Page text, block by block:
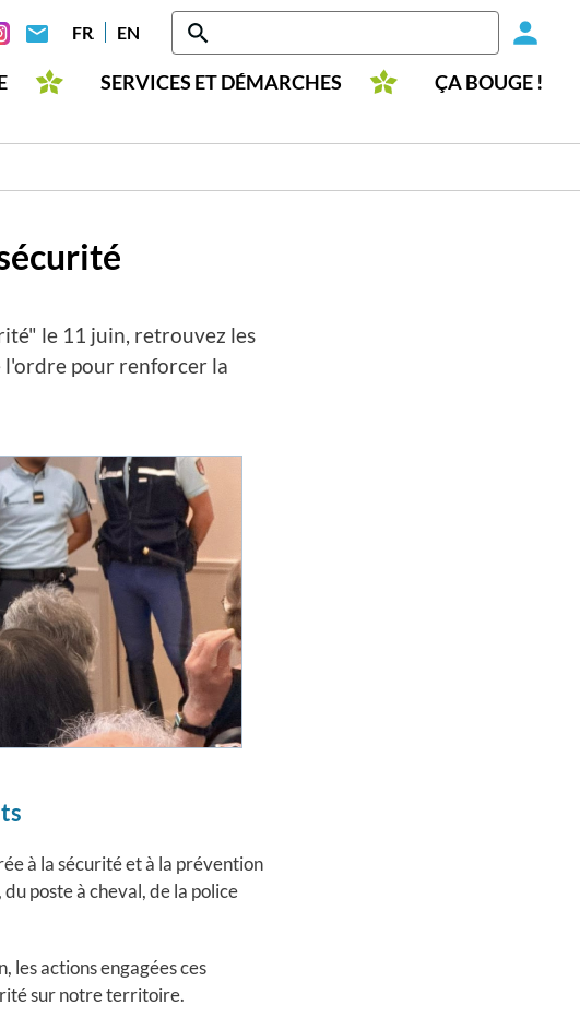
-
FRANÇAISENGLISH
SERVICES ET DÉMARCHES ÇA BOUGE !
le 11 juin, retrouvez les
l'ordre pour renforcer la
à la sécurité et à la prévention
poste à cheval, de la police
les actions engagées ces
sur notre territoire.